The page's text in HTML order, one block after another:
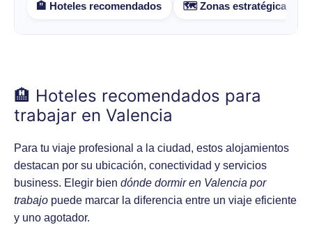
🏨 Hoteles recomendados 🗺️ Zonas estratégicas
🏨 Hoteles recomendados para
trabajar en Valencia
Para tu viaje profesional a la ciudad, estos alojamientos
destacan por su ubicación, conectividad y servicios
business. Elegir bien dónde dormir en Valencia por
trabajo puede marcar la diferencia entre un viaje eficiente
y uno agotador.